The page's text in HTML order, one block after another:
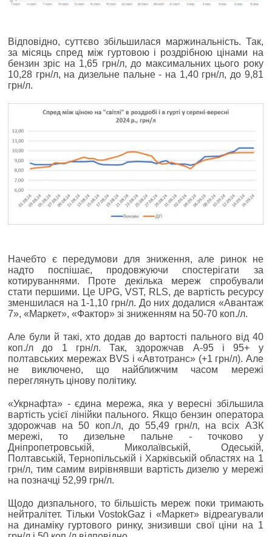
Відповідно, суттєво збільшилася маржинальність. Так,
за місяць спред між гуртовою і роздрібною цінами на
бензин зріс на 1,65 грн/л, до максимальних цього року
10,28 грн/л, на дизельне пальне - на 1,40 грн/л, до 9,81
грн/л.
Начебто є передумови для зниження, але ринок не
надто поспішає, продовжуючи спостерігати за
котируваннями. Проте декілька мереж спробували
стати першими. Це UPG, VST, RLS, де вартість ресурсу
зменшилася на 1-1,10 грн/л. До них додалися «Авантаж
7», «Маркет», «Фактор» зі зниженням на 50-70 коп./л.
Але були й такі, хто додав до вартості пального від 40
коп./л до 1 грн/л. Так, здорожчав А-95 і 95+ у
полтавських мережах BVS і «Автотранс» (+1 грн/л). Але
не виключено, що найближчим часом мережі
переглянуть цінову політику.
«Укрнафта» - єдина мережа, яка у вересні збільшила
вартість усієї лінійки пального. Якщо бензин оператора
здорожчав на 50 коп./л, до 55,49 грн/л, на всіх АЗК
мережі, то дизельне пальне - точково у
Дніпропетровській, Миколаївській, Одеській,
Полтавській, Тернопільській і Харківській областях на 1
грн/л, тим самим вирівнявши вартість дизелю у мережі
на позначці 52,99 грн/л.
Щодо дизпального, то більшість мереж поки тримають
нейтралітет. Тільки VostokGaz і «Маркет» відреагували
на динаміку гуртового ринку, знизивши свої ціни на 1